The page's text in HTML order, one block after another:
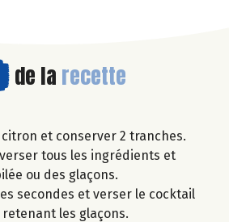
de la recette
et conserver 2 tranches.
tous les ingrédients et
ou des glaçons.
secondes et verser le cocktail
les glaçons.